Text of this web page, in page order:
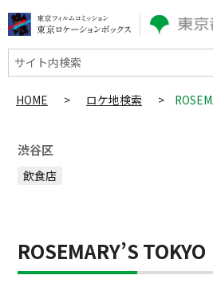
サイト内検索
HOME > ロケ地検索 >
渋谷区
飲食店
ROSEMARY’S TOKYO